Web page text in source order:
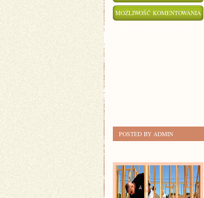
MOŻLIWOŚĆ KOMENTOWANIA
POSTED BY ADMIN